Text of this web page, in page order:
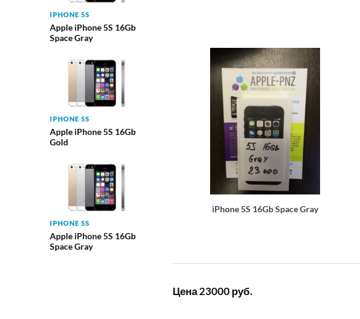
IPHONE 5S
Apple iPhone 5S 16Gb
Space Gray
IPHONE 5S
Apple iPhone 5S 16Gb
Gold
IPHONE 5S
Apple iPhone 5S 16Gb
Space Gray
iPhone 5S 16Gb Space Gray
Цена 23000 руб.